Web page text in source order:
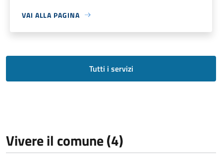
VAI ALLA PAGINA
Tutti i servizi
Vivere il comune (4)